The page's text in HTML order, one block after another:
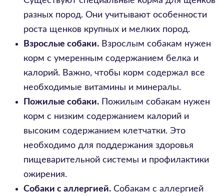
разных пород. Они учитывают особенности
роста щенков крупных и мелких пород.
Взрослые собаки. Взрослым собакам нужен
корм с умеренным содержанием белка и
калорий. Важно, чтобы корм содержал все
необходимые витамины и минералы.
Пожилые собаки. Пожилым собакам нужен
корм с низким содержанием калорий и
высоким содержанием клетчатки. Это
необходимо для поддержания здоровья
пищеварительной системы и профилактики
ожирения.
Собаки с аллергией. Собакам с аллергией